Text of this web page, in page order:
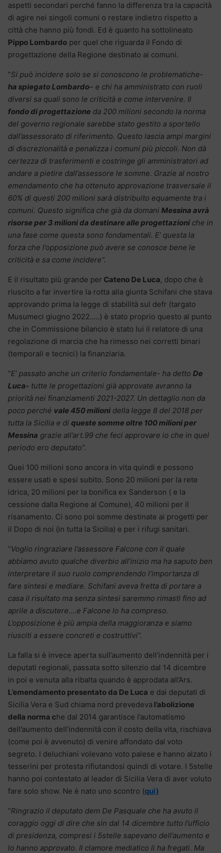
aspetti secondari perché fanno la differenza tra la capacità
di agire nei singoli comuni o restare indietro rispetto a
città che hanno più fondi. Ed è quanto ha sottolineato
Pippo Lombardo per quel che riguarda il Fondo di
progettazione della Regione destinato ai comuni.
“Si può incidere solo se si conoscono le problematiche-
ha spiegato Lombardo– e chi ha amministrato con ruoli
diversi sa quali sono le criticità e come intervenire. Il
fondo di progettazione da 200 milioni secondo la norma
del governo regionale sarebbe stato gestito a sportello
dall’assessorato di riferimento. Questo lascia ampi margini
di discrezionalità e penalizza i comuni più piccoli. Non dà
certezza di trasferimenti e costringe gli amministratori ad
andare a pietire dall’assessore le somme. Grazie al nostro
emendamento che ha ottenuto approvazione trasversale il
60% di questi 200 milioni sarà distribuito equamente tra i
comuni. Questo significa che già da domani Messina avrà
risorse per 3 milioni da destinare alle progettazioni che in
una fase come questa sono fondamentali. E’ questa la
forza che l’opposizione può avere se conosce bene le
criticità e sa come incidere”.
E il risultato più grande per Cateno De Luca, dopo che è
riuscito a far invertire la rotta alla giunta Schifani che stava
approvando prima la legge di stabilità sul defr (targato
Musumeci giugno 2022…..) è stato proprio questo al punto
che in Commissione bilancio è stato lui il relatore di una
regolazione di marcia che ha rimesso nei corretti binari
(temporali e tecnici) la finanziaria.
“E’ passato anche un criterio fondamentale- ha detto De
Luca- tutte le progettazioni già approvate avranno la
priorità nei finanziamenti 2021-2027. Un dettaglio non da
poco perché vale 450 milioni della legge 8 del 2018 per
tutta la Sicilia e di queste somme oltre 100 milioni per
Messina grazie all’art.99 che feci approvare io che in quel
periodo ero deputato”.
Quei 100 milioni sono ancora in vita quindi e possono
essere usati e spesi subito. Sono 20 milioni per la rete
idrica, 20 milioni per la bonifica ex Sanderson ( e la
cessione dalla Regione al Comune), 40 milioni per il
risanamento. Ci sono poi somme destinate ai progetti per
il Dopo di noi (in tutta la Sicilia) e per i rifugi sanitari.
“Voglio ringraziare l’assessore Falcone con il quale
abbiamo avuto qualche diverbio all’inizio ma ha saputo ben
interpretare il suo ruolo comprendendo l’importanza di
fare sintesi e mediare. Schifani aveva fretta di portare a
casa il risultato ma senza sintesi saremmo rimasti fino ad
aprile a discutere….e Falcone lo ha compreso.
L’opposizione è più ampia della maggioranza e siamo
riusciti a essere concreti e costruttivi”.
La falla si è invece aperta sull’aumento dell’indennità per i
deputati regionali, passata sotto silenzio dal 14 dicembre
in poi e venuta alla ribalta quando è approdata all’Ars.
L’emendamento presentato da De Luca e dai deputati di
Sicilia Vera e Sud chiama nord prevedeva l’abolizione
della norma che dal 2014 garantisce l’automatismo
dell’aumento dell’indennità con il costo della vita, rischiava
(come poi è avvenuto) di venire affondato dal voto
segreto. I deluchiani volevano voto palese e hanno alzato i
tesserini per protesta rifiutandosi quindi di votare. I 5stelle
hanno poi contestato al leader di Sicilia Vera di aver voluto
fare solo show. Ne è nato uno scontro (qui)
“Ringrazio il deputato dem De Pasquale che ha avuto il
coraggio oggi di dire che sin dal 14 dicembre tutto l’ufficio
di presidenza, compresi i 5stelle sapevano dell’aumento e
lo hanno approvato. Il clamore mediatico li ha fregati. Ma